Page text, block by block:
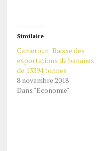
Similaire
Cameroun: Baisse des
exportations de bananes
de 13394 tonnes
8 novembre 2018
Dans "Economie"